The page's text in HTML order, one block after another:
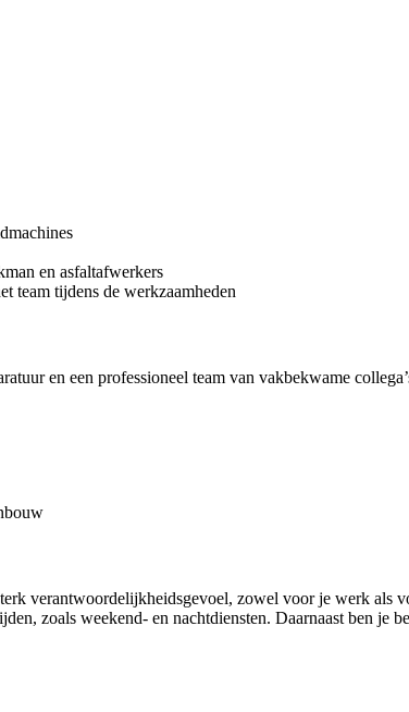
en asfaltafwerkers
team tijdens de werkzaamheden
en een professioneel team van vakbekwame
verantwoordelijkheidsgevoel, zowel voor je werk als
zoals weekend- en nachtdiensten. Daarnaast ben je